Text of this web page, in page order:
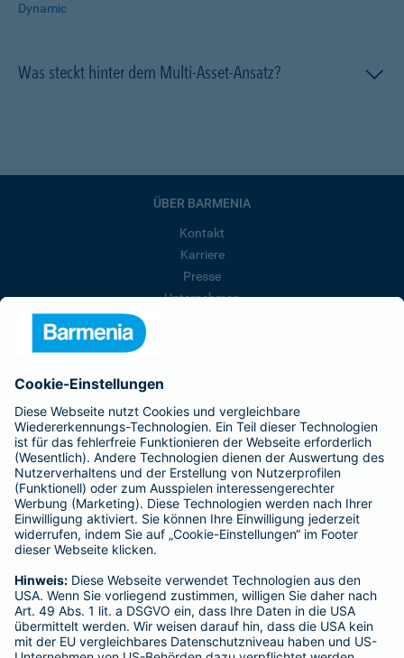
Dynamic
Was steckt hinter dem Multi-Asset-Ansatz?
ÜBER BARMENIA
Kontakt
Karriere
Presse
Unternehmen
Affiliate-Partner werden
Kranken-Zusatzversicherung
Tierversicherungen
Haftpflichtversicherung
Hausratversicherung
SERVICE
Schaden melden
Kilometerstandsmeldung
Serviceübersicht